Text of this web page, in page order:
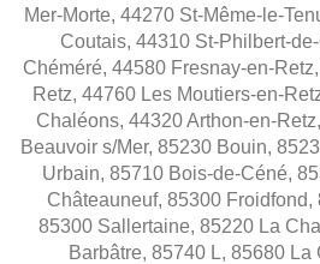
Mer-Morte, 44270 St-Même-le-
Coutais, 44310 St-Philbert-
Chéméré, 44580 Fresnay-en-
Retz, 44760 Les Moutiers-en-
Chaléons, 44320 Arthon-en-
Beauvoir s/Mer, 85230 Bouin,
Urbain, 85710 Bois-de-Céné,
Châteauneuf, 85300 Froidfond,
85300 Sallertaine, 85220 La
Barbâtre, 85740 L, 85680 La